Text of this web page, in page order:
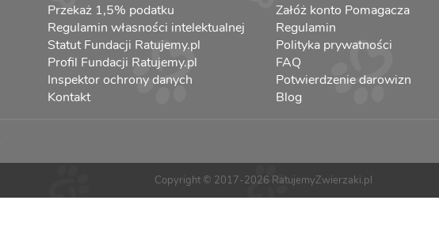
Przekaż 1,5% podatku
Regulamin własności intelektualnej
Statut Fundacji Ratujemy.pl
Profil Fundacji Ratujemy.pl
Inspektor ochrony danych
Kontakt
Załóż konto Pomagacza
Regulamin
Polityka prywatności
FAQ
Potwierdzenie darowizn
Blog
Copyright © 2017-2026 RatujemyZwierzaki.pl